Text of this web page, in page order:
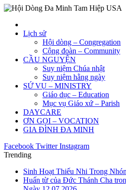
Lịch sử
Hội dòng – Congregation
Cộng đoàn – Community
CẦU NGUYỆN
Suy niệm Chúa nhật
Suy niệm hằng ngày
SỨ VỤ – MINISTRY
Giáo dục – Education
Mục vụ Giáo xứ – Parish
DAYCARE
ƠN GỌI – VOCATION
GIA ĐÌNH ĐA MINH
Facebook Twitter Instagram
Trending
Sinh Hoạt Thiếu Nhi Trong
Huấn từ của Đức Thánh Cha